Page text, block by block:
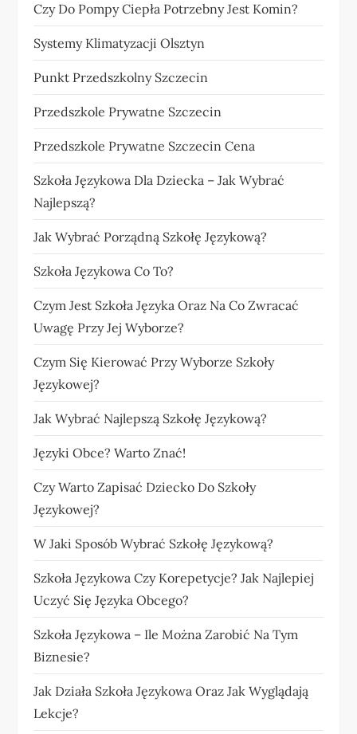
Czy Do Pompy Ciepła Potrzebny Jest Komin?
Systemy Klimatyzacji Olsztyn
Punkt Przedszkolny Szczecin
Przedszkole Prywatne Szczecin
Przedszkole Prywatne Szczecin Cena
Szkoła Językowa Dla Dziecka – Jak Wybrać
Najlepszą?
Jak Wybrać Porządną Szkołę Językową?
Szkoła Językowa Co To?
Czym Jest Szkoła Języka Oraz Na Co Zwracać
Uwagę Przy Jej Wyborze?
Czym Się Kierować Przy Wyborze Szkoły
Językowej?
Jak Wybrać Najlepszą Szkołę Językową?
Języki Obce? Warto Znać!
Czy Warto Zapisać Dziecko Do Szkoły
Językowej?
W Jaki Sposób Wybrać Szkołę Językową?
Szkoła Językowa Czy Korepetycje? Jak Najlepiej
Uczyć Się Języka Obcego?
Szkoła Językowa – Ile Można Zarobić Na Tym
Biznesie?
Jak Działa Szkoła Językowa Oraz Jak Wyglądają
Lekcje?